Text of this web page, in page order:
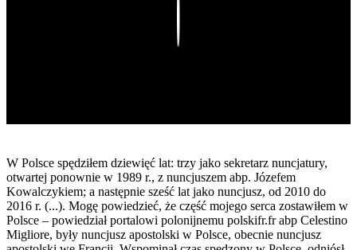
W Polsce spędziłem dziewięć lat: trzy jako sekretarz nuncjatury,
otwartej ponownie w 1989 r., z nuncjuszem abp. Józefem
Kowalczykiem; a następnie sześć lat jako nuncjusz, od 2010 do
2016 r. (...). Mogę powiedzieć, że część mojego serca zostawiłem w
Polsce – powiedział portalowi polonijnemu polskifr.fr abp Celestino
Migliore, były nuncjusz apostolski w Polsce, obecnie nuncjusz